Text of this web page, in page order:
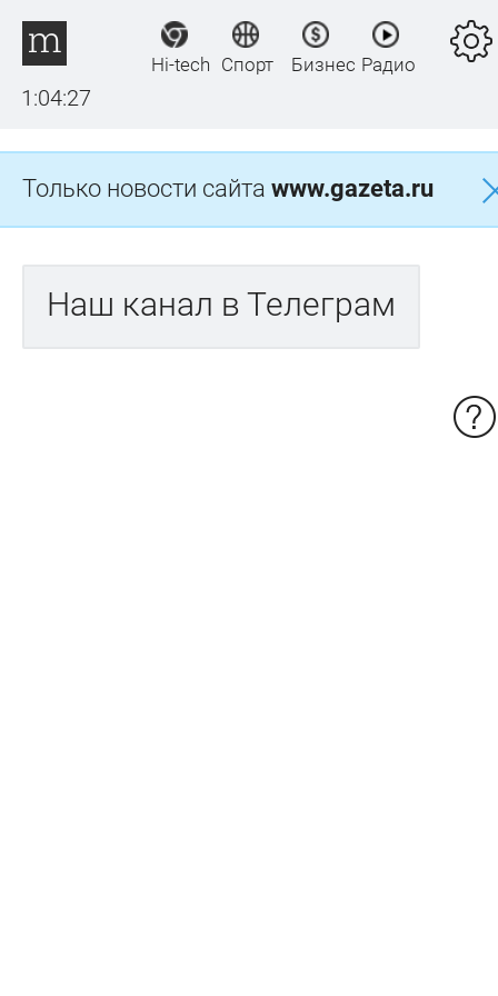
1:04:27
Hi-tech Спорт Бизнес Радио
Только новости сайта www.gazeta.ru
Наш канал в Телеграм